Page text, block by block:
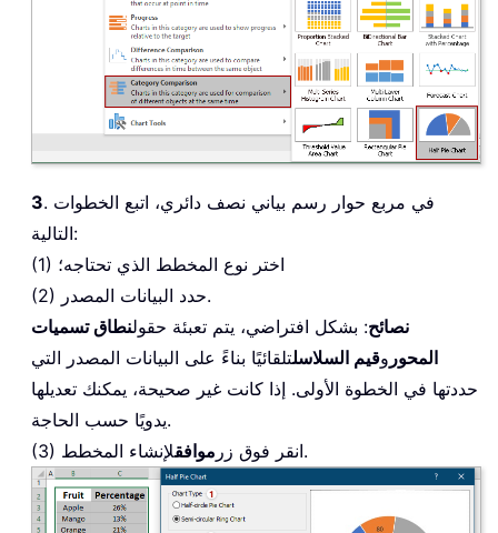
3. في مربع حوار رسم بياني نصف دائري، اتبع الخطوات
التالية:
(1) اختر نوع المخطط الذي تحتاجه؛
(2) حدد البيانات المصدر.
نصائح: بشكل افتراضي، يتم تعبئة حقولنطاق تسميات
المحور وقيم السلاسلتلقائيًا بناءً على البيانات المصدر التي
حددتها في الخطوة الأولى. إذا كانت غير صحيحة، يمكنك تعديلها
يدويًا حسب الحاجة.
(3) انقر فوق زر موافق لإنشاء المخطط.